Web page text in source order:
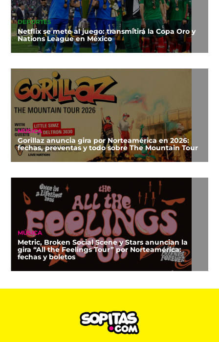
DEPORTES
Netflix se mete al juego: transmitirá la Copa Oro y
Nations League en México
MÚSICA
Gorillaz anuncia gira por Norteamérica en 2026:
fechas, preventas y todo sobre The Mountain Tour
MÚSICA
Metric, Broken Social Scene y Stars anuncian la
gira “All the Feelings Tour” por Norteamérica:
fechas y boletos